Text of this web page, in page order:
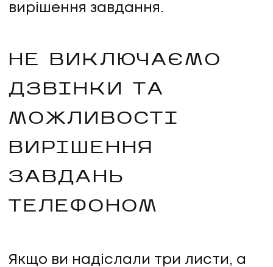
вирішення завдання.
НЕ ВИКЛЮЧАЄМО
ДЗВІНКИ ТА
МОЖЛИВОСТІ
ВИРІШЕННЯ
ЗАВДАНЬ
ТЕЛЕФОНОМ
Якщо ви надіслали три листи, а